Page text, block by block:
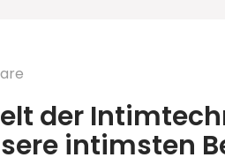
der
intimsten